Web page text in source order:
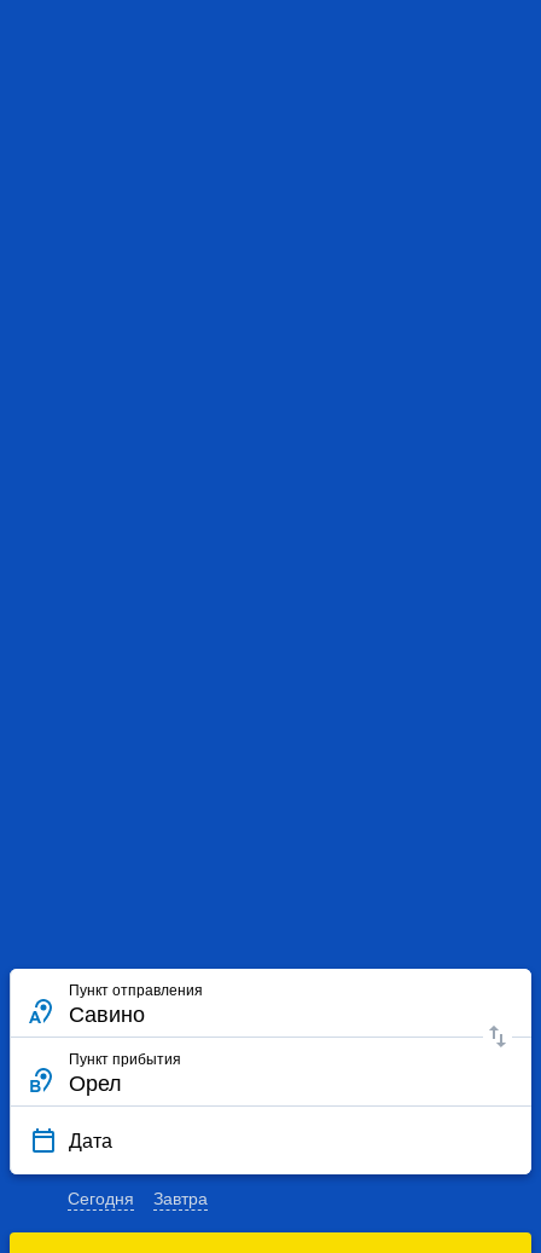
Пункт отправления
Пункт прибытия
Дата
Сегодня Завтра